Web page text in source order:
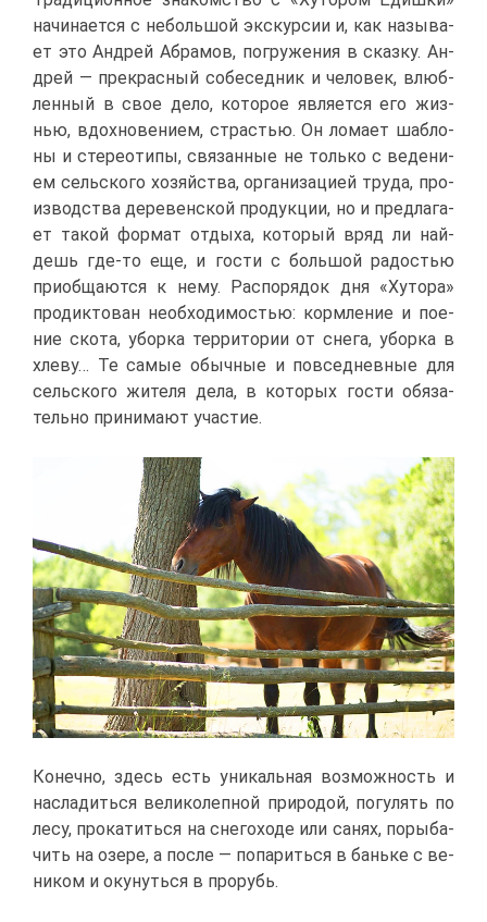
на­чи­на­ет­ся с неболь­шой экс­кур­сии и, как на­зы­ва­
ет это Ан­дрей Аб­ра­мов, по­гру­же­ния в сказ­ку. Ан­
дрей — пре­крас­ный со­бе­сед­ник и че­ло­век, влюб­
лен­ный в свое де­ло, ко­то­рое яв­ля­ет­ся его жиз­
нью, вдох­но­ве­ни­ем, стра­стью. Он ло­ма­ет шаб­ло­
ны и сте­рео­ти­пы, свя­зан­ные не толь­ко с ве­де­ни­
ем сель­ско­го хо­зяй­ства, ор­га­ни­за­ци­ей тру­да, про­
из­вод­ства де­ре­вен­ской про­дук­ции, но и пред­ла­га­
ет та­кой фор­мат от­ды­ха, ко­то­рый вряд ли най­
дешь где-то еще, и го­сти с боль­шой ра­до­стью
при­об­ща­ют­ся к нему. Рас­по­ря­док дня «Ху­то­ра»
про­дик­то­ван необ­хо­ди­мо­стью: корм­ле­ние и по­е­
ние ско­та, убор­ка тер­ри­то­рии от сне­га, убор­ка в
хле­ву… Те са­мые обыч­ные и по­все­днев­ные для
сель­ско­го жи­те­ля де­ла, в ко­то­рых го­сти обя­за­
тель­но при­ни­ма­ют уча­стие.
Ко­неч­но, здесь есть уни­каль­ная воз­мож­ность и
на­сла­дить­ся ве­ли­ко­леп­ной при­ро­дой, по­гу­лять по
ле­су, про­ка­тить­ся на сне­го­хо­де или са­нях, по­ры­ба­
чить на озе­ре, а по­сле — по­па­рить­ся в бань­ке с ве­
ни­ком и оку­нуть­ся в про­рубь.